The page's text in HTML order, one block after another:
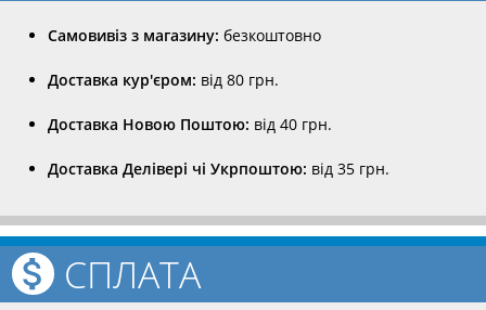
Самовивіз з магазину: безкоштовно
Доставка кур'єром: від 80 грн.
Доставка Новою Поштою: від 40 грн.
Доставка Делівері чі Укрпоштою: від 35 грн.
СПЛАТА